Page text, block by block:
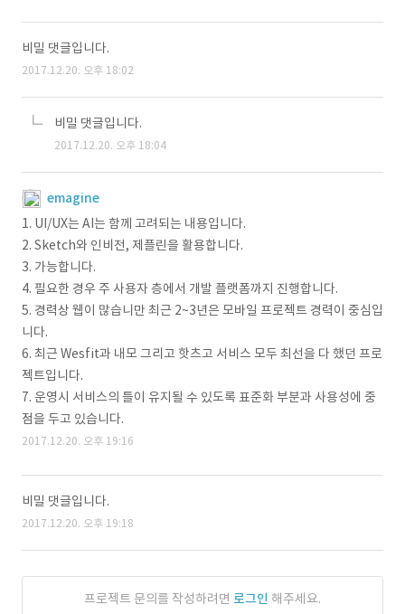
비밀 댓글입니다.
2017.12.20. 오후 18:02
비밀 댓글입니다.
2017.12.20. 오후 18:04
emagine
1. UI/UX는 AI는 함께 고려되는 내용입니다.
2. Sketch와 인비전, 제플린을 활용합니다.
3. 가능합니다.
4. 필요한 경우 주 사용자 층에서 개발 플랫폼까지 진행합니다.
5. 경력상 웹이 많습니만 최근 2~3년은 모바일 프로젝트 경력이 중심입
니다.
6. 최근 Wesfit과 내모 그리고 핫츠고 서비스 모두 최선을 다 했던 프로
젝트입니다.
7. 운영시 서비스의 틀이 유지될 수 있도록 표준화 부분과 사용성에 중
점을 두고 있습니다.
2017.12.20. 오후 19:16
비밀 댓글입니다.
2017.12.20. 오후 19:18
프로젝트 문의를 작성하려면 로그인 해주세요.